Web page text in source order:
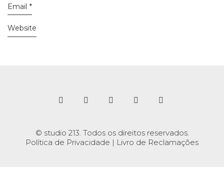
Email *
Website
© studio 213. Todos os direitos reservados.
Política de Privacidade | Livro de Reclamações